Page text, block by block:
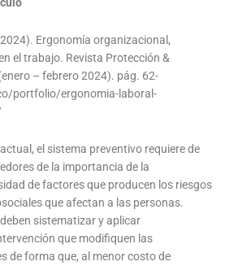
Ergonomía organizacional,
el trabajo. Revista Protección &
– febrero 2024). pág. 62-
portfolio/ergonomia-laboral-
el sistema preventivo requiere de
de la importancia de la
de factores que producen los riesgos
que afectan a las personas.
sistematizar y aplicar
que modifiquen las
de forma que, al menor costo de